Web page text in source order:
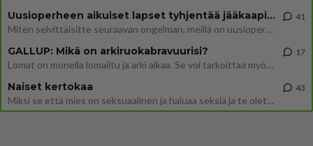
Uusioperheen aikuiset lapset tyhjentää jääkaapin käydessään
Miten selvittäisitte seuraavan ongelman, meillä on uusioperhe, minulla teini-ikäiset lapset ja puolisolla aikuiset, jotk
41
GALLUP: Mikä on arkiruokabravuurisi?
Lomat on monella lomailtu ja arki alkaa. Se voi tarkoittaa myös sitä, että grillailut on grillattu ja palataan arjen ruo
17
Naiset kertokaa
Miksi se että mies on seksuaalinen ja haluaa seksiä ja te olette hänen mielestänne haluttava on vastenmielistä? Mikä sii
43